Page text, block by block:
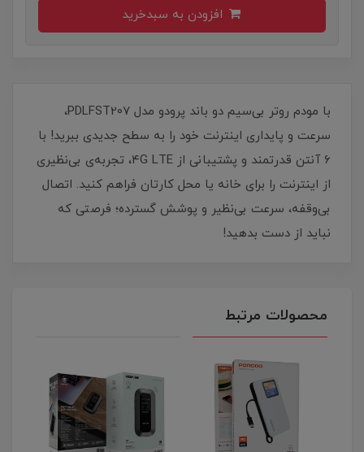
با مودم روتر بی‌سیم دو باند پرودو مدل PDLFST207،
سرعت و پایداری اینترنت خود را به سطح جدیدی ببرید! با
۶ آنتن قدرتمند و پشتیبانی از ۴G LTE، تجربه‌ی بی‌نظیری
از اینترنت را برای خانه یا محل کارتان فراهم کنید. اتصال
بی‌وقفه، سرعت بی‌نظیر و پوشش گسترده؛ فرصتی که
نباید از دست بدهید!
محصولات مرتبط